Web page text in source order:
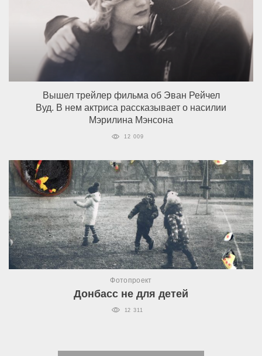
Вышел трейлер фильма об Эван Рейчел
Вуд. В нем актриса рассказывает о насилии
Мэрилина Мэнсона
12 009
Фотопроект
Донбасс не для детей
12 311